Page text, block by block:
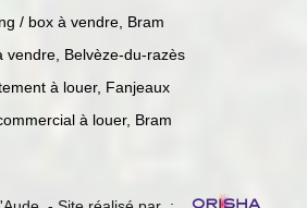
/ box à vendre, Bram
vendre, Belvèze-du-razès
à louer, Fanjeaux
à louer, Bram